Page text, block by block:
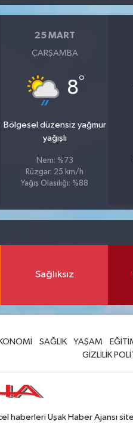
25 MART
ÇARŞAMBA
8°
Bölgesel düzensiz yağmur
yağışlı
Nem: %73
Rüzgar: 25 km/h
Yağış Olasılığı: %88
Sağlıksız
SAĞLIK YAŞAM
GİZLİLİK
haberleri Uşak Haber Ajansı